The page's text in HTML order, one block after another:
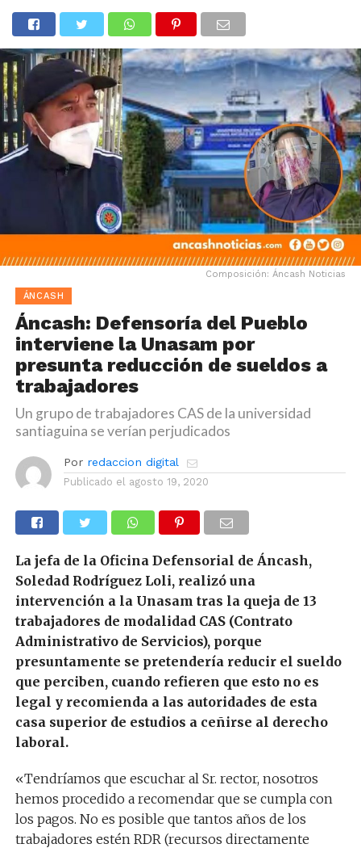
Composición: Áncash Noticias
ÁNCASH
Áncash: Defensoría del Pueblo
interviene la Unasam por
presunta reducción de sueldos a
trabajadores
Un grupo de trabajadores CAS de la universidad
santiaguina se verían perjudicados
Por redaccion digital
Publicado el agosto 19, 2020
La jefa de la Oficina Defensorial de Áncash,
Soledad Rodríguez Loli, realizó una
intervención a la Unasam tras la queja de 13
trabajadores de modalidad CAS (Contrato
Administrativo de Servicios), porque
presuntamente se pretendería reducir el sueldo
que perciben, cuando refieren que esto no es
legal y recomienda a las autoridades de esta
casa superior de estudios a ceñirse al derecho
laboral.
«Tendríamos que escuchar al Sr. rector, nosotros
hemos procedido a recomendar que se cumpla con
los pagos. No es posible que tantos años de los
trabajadores estén RDR (recursos directamente